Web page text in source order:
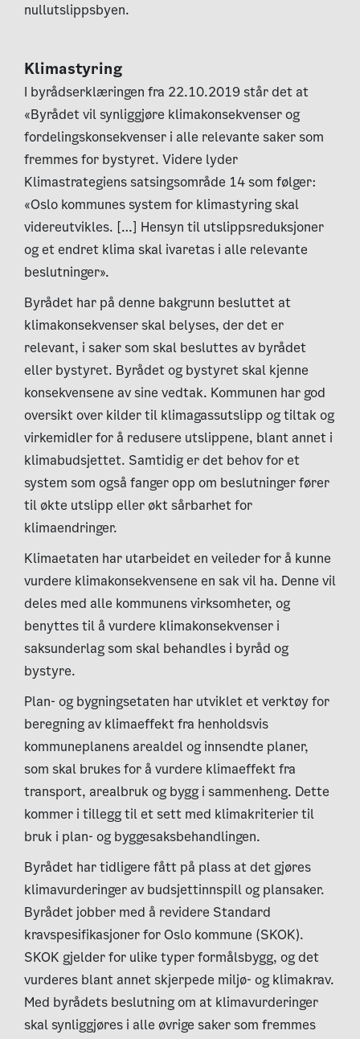
nullutslippsbyen.
Klimastyring
I byrådserklæringen fra 22.10.2019 står det at
«Byrådet vil synliggjøre klimakonsekvenser og
fordelingskonsekvenser i alle relevante saker som
fremmes for bystyret. Videre lyder
Klimastrategiens satsingsområde 14 som følger:
«Oslo kommunes system for klimastyring skal
videreutvikles. […] Hensyn til utslippsreduksjoner
og et endret klima skal ivaretas i alle relevante
beslutninger».
Byrådet har på denne bakgrunn besluttet at
klimakonsekvenser skal belyses, der det er
relevant, i saker som skal besluttes av byrådet
eller bystyret. Byrådet og bystyret skal kjenne
konsekvensene av sine vedtak. Kommunen har god
oversikt over kilder til klimagassutslipp og tiltak og
virkemidler for å redusere utslippene, blant annet i
klimabudsjettet. Samtidig er det behov for et
system som også fanger opp om beslutninger fører
til økte utslipp eller økt sårbarhet for
klimaendringer.
Klimaetaten har utarbeidet en veileder for å kunne
vurdere klimakonsekvensene en sak vil ha. Denne vil
deles med alle kommunens virksomheter, og
benyttes til å vurdere klimakonsekvenser i
saksunderlag som skal behandles i byråd og
bystyre.
Plan- og bygningsetaten har utviklet et verktøy for
beregning av klimaeffekt fra henholdsvis
kommuneplanens arealdel og innsendte planer,
som skal brukes for å vurdere klimaeffekt fra
transport, arealbruk og bygg i sammenheng. Dette
kommer i tillegg til et sett med klimakriterier til
bruk i plan- og byggesaksbehandlingen.
Byrådet har tidligere fått på plass at det gjøres
klimavurderinger av budsjettinnspill og plansaker.
Byrådet jobber med å revidere Standard
kravspesifikasjoner for Oslo kommune (SKOK).
SKOK gjelder for ulike typer formålsbygg, og det
vurderes blant annet skjerpede miljø- og klimakrav.
Med byrådets beslutning om at klimavurderinger
skal synliggjøres i alle øvrige saker som fremmes